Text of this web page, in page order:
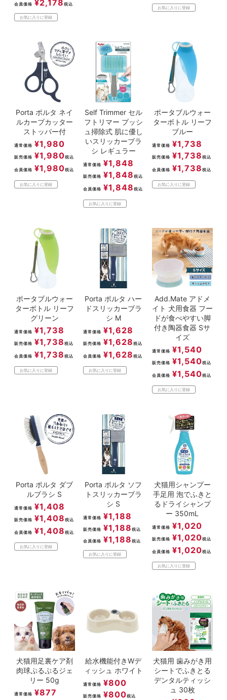
会員価格 ¥2,178 税込
お気に入りに登録
お気に入りに登録
Porta ポルタ ネイ
ルカーブカッター
ストッパー付
通常価格 ¥1,980
販売価格 ¥1,980税込
会員価格 ¥1,980税込
お気に入りに登録
Self Trimmer セル
フトリマー プッシ
ュ掃除式 肌に優し
いスリッカーブラ
シ レギュラー
通常価格 ¥1,848
販売価格 ¥1,848 税込
会員価格 ¥1,848 税込
お気に入りに登録
ポータブルウォー
ターボトル リーフ
ブルー
通常価格 ¥1,738
販売価格 ¥1,738 税込
会員価格 ¥1,738 税込
お気に入りに登録
ポータブルウォー
ターボトル リーフ
グリーン
通常価格 ¥1,738
販売価格 ¥1,738 税込
会員価格 ¥1,738 税込
お気に入りに登録
Porta ポルタ ハー
ドスリッカーブラ
シ M
通常価格 ¥1,628
販売価格 ¥1,628 税込
会員価格 ¥1,628 税込
お気に入りに登録
Add.Mate アドメ
イト 犬用食器 フー
ドが食べやすい脚
付き陶器食器 Sサ
イズ
通常価格 ¥1,540
販売価格 ¥1,540税込
会員価格 ¥1,540税込
お気に入りに登録
Porta ポルタ ダブ
ルブラシ S
通常価格 ¥1,408
販売価格 ¥1,408 税込
会員価格 ¥1,408 税込
お気に入りに登録
Porta ポルタ ソフ
トスリッカーブラ
シ S
通常価格 ¥1,188
販売価格 ¥1,188 税込
会員価格 ¥1,188 税込
お気に入りに登録
犬猫用シャンプー
手足用 泡でふきと
るドライシャンプ
ー 350mL
通常価格 ¥1,020
販売価格 ¥1,020税込
会員価格 ¥1,020税込
お気に入りに登録
犬猫用足裏ケア剤
肉球ぷるぷるジェ
リー 50g
通常価格 ¥877
給水機能付きWデ
ィッシュ ホワイト
通常価格 ¥800
販売価格 ¥800税込
犬猫用 歯みがき用
シートでふきとる
デンタルティッシ
ュ 30枚